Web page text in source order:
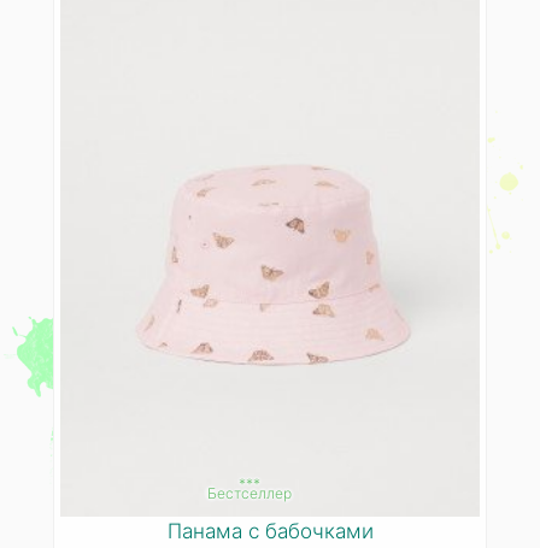
***
Бестселлер
Панама с бабочками